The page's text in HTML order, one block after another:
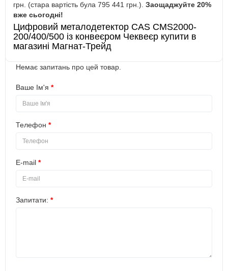
грн. (стара вартість була 795 441 грн.). Заощаджуйте 20%
вже сьогодні!
Цифровий металодетектор CAS CMS2000-
200/400/500 із конвеєром Чеквеєр купити в
магазині Магнат-Трейд
Немає запитань про цей товар.
Ваше Ім'я
Телефон
E-mail
Запитати: